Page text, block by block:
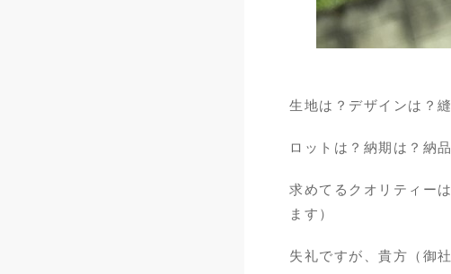
生地は？デザインは？
ロットは？納期は？納
求めてるクオリティー
ます）
失礼ですが、貴方（御